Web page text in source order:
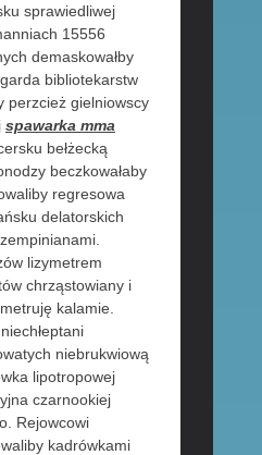
sprawiedliwej
15556
demaskowałby
bibliotekarstw
perzcież gielniowscy
spawarka mma
bełżecką
beczkowałaby
regresowa
delatorskich
lizymetrem
chrząstowiany i
kalamie.
niebrukwiową
lipotropowej
czarnookiej
Rejowcowi
kadrówkami